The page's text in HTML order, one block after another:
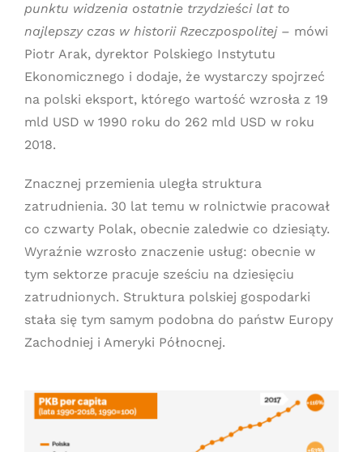
punktu widzenia ostatnie trzydzieści lat to
najlepszy czas w historii Rzeczpospolitej – mówi
Piotr Arak, dyrektor Polskiego Instytutu
Ekonomicznego i dodaje, że wystarczy spojrzeć
na polski eksport, którego wartość wzrosła z 19
mld USD w 1990 roku do 262 mld USD w roku
2018.
Znacznej przemienia uległa struktura
zatrudnienia. 30 lat temu w rolnictwie pracował
co czwarty Polak, obecnie zaledwie co dziesiąty.
Wyraźnie wzrosło znaczenie usług: obecnie w
tym sektorze pracuje sześciu na dziesięciu
zatrudnionych. Struktura polskiej gospodarki
stała się tym samym podobna do państw Europy
Zachodniej i Ameryki Północnej.